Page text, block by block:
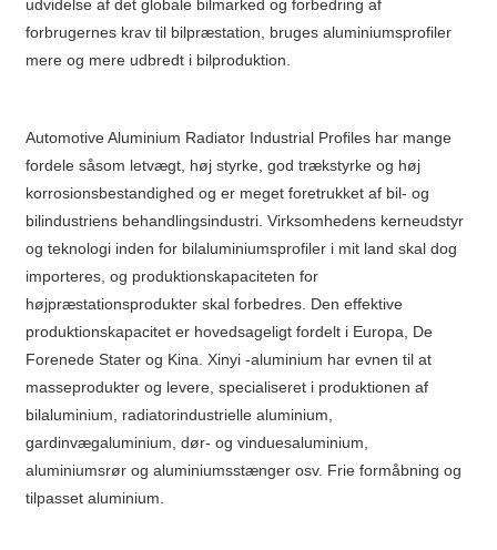
udvidelse af det globale bilmarked og forbedring af
forbrugernes krav til bilpræstation, bruges aluminiumsprofiler
mere og mere udbredt i bilproduktion.
Automotive Aluminium Radiator Industrial Profiles har mange
fordele såsom letvægt, høj styrke, god trækstyrke og høj
korrosionsbestandighed og er meget foretrukket af bil- og
bilindustriens behandlingsindustri. Virksomhedens kerneudstyr
og teknologi inden for bilaluminiumsprofiler i mit land skal dog
importeres, og produktionskapaciteten for
højpræstationsprodukter skal forbedres. Den effektive
produktionskapacitet er hovedsageligt fordelt i Europa, De
Forenede Stater og Kina. Xinyi -aluminium har evnen til at
masseprodukter og levere, specialiseret i produktionen af ​​
bilaluminium, radiatorindustrielle aluminium,
gardinvægaluminium, dør- og vinduesaluminium,
aluminiumsrør og aluminiumsstænger osv. Frie formåbning og
tilpasset aluminium.